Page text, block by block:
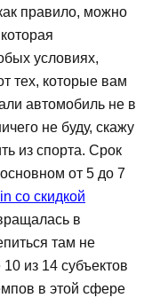
правило, можно
условиях,
тех, которые вам
автомобиль не в
не буду, скажу
из спорта. Срок
от 5 до 7
со скидкой
в
там не
из 14 субъектов
в этой сфере